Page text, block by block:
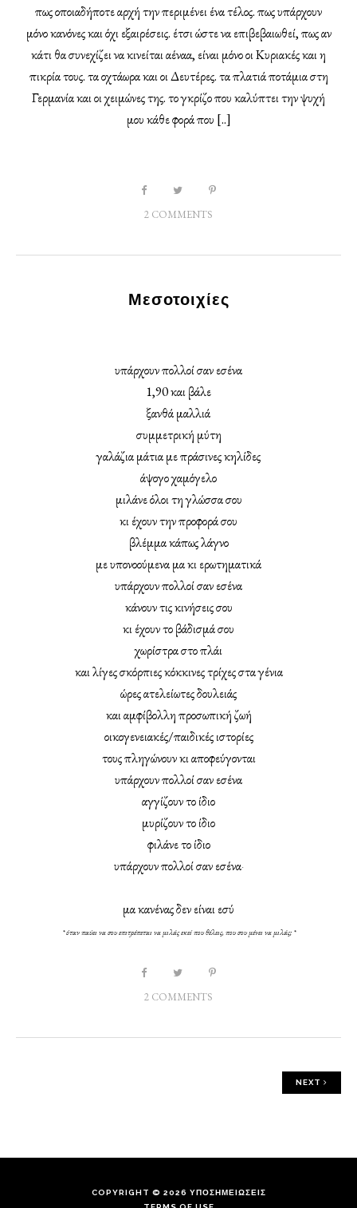
πως οποιαδήποτε αρχή την περιμένει ένα τέλος. πως υπάρχουν
μόνο κανόνες και όχι εξαιρέσεις. έτσι ώστε να επιβεβαιωθεί, πως αν
κάτι θα συνεχίζει να κινείται αέναα, είναι μόνο οι Κυριακές και η
πικρία τους. τα οχτάωρα και οι Δευτέρες. τα πλατιά ποτάμια στη
Γερμανία και οι χειμώνες της. το γκρίζο που καλύπτει την ψυχή
μου κάθε φορά που [..]
2 COMMENTS
Μεσοτοιχίες
υπάρχουν πολλοί σαν εσένα
1,90 και βάλε
ξανθά μαλλιά
συμμετρική μύτη
γαλάζια μάτια με πράσινες κηλίδες
άψογο χαμόγελο
μιλάνε όλοι τη γλώσσα σου
κι έχουν την προφορά σου
βλέμμα κάπως λάγνο
με υπονοούμενα μα κι ερωτηματικά
υπάρχουν πολλοί σαν εσένα
κάνουν τις κινήσεις σου
κι έχουν το βάδισμά σου
χωρίστρα στο πλάι
και λίγες σκόρπιες κόκκινες τρίχες στα γένια
ώρες ατελείωτες δουλειάς
και αμφίβολλη προσωπική ζωή
οικογενειακές/παιδικές ιστορίες
τους πληγώνουν κι αποφεύγονται
υπάρχουν πολλοί σαν εσένα
αγγίζουν το ίδιο
μυρίζουν το ίδιο
φιλάνε το ίδιο
υπάρχουν πολλοί σαν εσένα·
μα κανένας δεν είναι εσύ
*όταν παύει να σου επιτρέπεται να μιλάς εκεί που θέλεις, που σου μένει να μιλάς;*
2 COMMENTS
NEXT
COPYRIGHT © 2026 ΥΠΟΣΗΜΕΙΩΣΕΙΣ